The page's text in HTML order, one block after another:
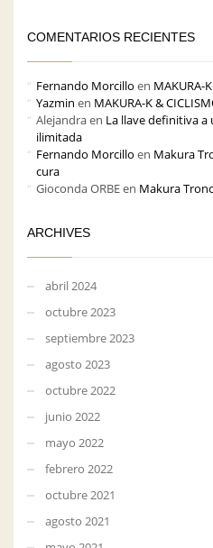
COMENTARIOS RECIENTES
Fernando Morcillo en MAKURA-
Yazmin en MAKURA-K &
Alejandraen La llave definitiva
ilimitada
Fernando Morcillo en Makura
cura
Gioconda ORBEen Makura
ARCHIVES
abril 2024
octubre 2023
septiembre 2023
agosto 2023
octubre 2022
junio 2022
mayo 2022
febrero 2022
octubre 2021
agosto 2021